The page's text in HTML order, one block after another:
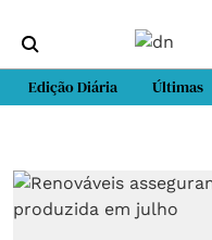
Edição Diária Últimas